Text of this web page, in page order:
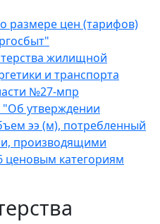
размере цен (тарифов)
жилищной
и транспорта
№27-мпр
"Об утверждении
ээ (м), потребленный
производящими
ценовым категориям